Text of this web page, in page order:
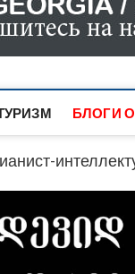
О СОБЫТИЯХ
БЛОГИ